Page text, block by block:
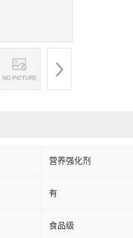
营养强化剂
有
食品级